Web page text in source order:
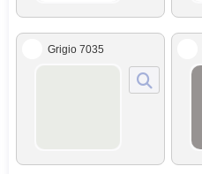
Grigio 7035